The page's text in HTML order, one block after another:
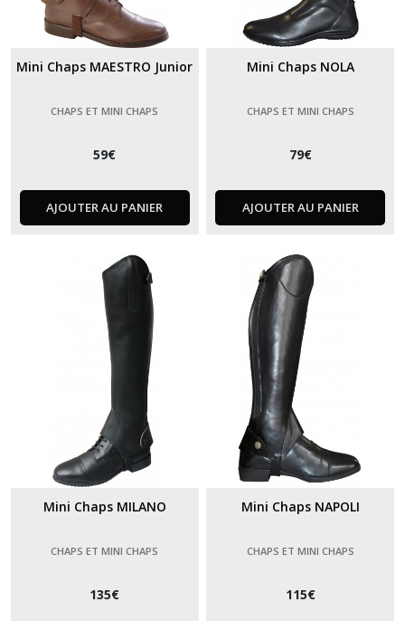
Mini Chaps MAESTRO Junior
CHAPS ET MINI CHAPS
59€
AJOUTER AU PANIER
Mini Chaps NOLA
CHAPS ET MINI CHAPS
79€
AJOUTER AU PANIER
Mini Chaps MILANO
CHAPS ET MINI CHAPS
135€
Mini Chaps NAPOLI
CHAPS ET MINI CHAPS
115€